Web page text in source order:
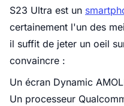
S23 Ultra est un
certainement l'un des
il suffit de jeter un oeil
convaincre :
Un écran Dynamic
Un processeur